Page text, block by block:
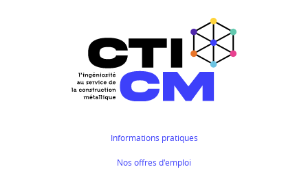
Informations pratiques
Nos offres d'emploi